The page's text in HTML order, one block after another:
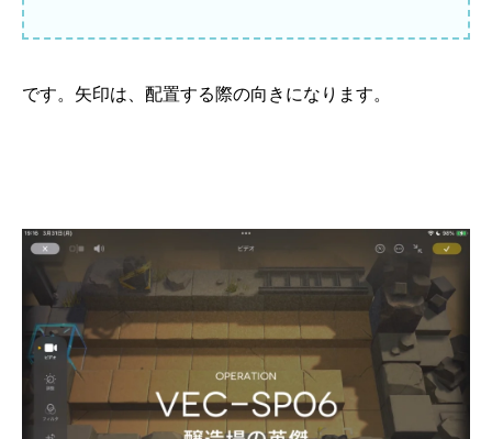
です。矢印は、配置する際の向きになります。